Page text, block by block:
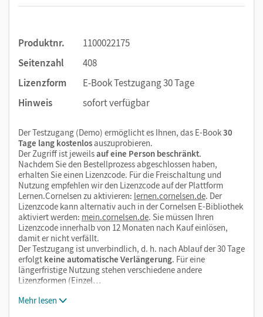
Produktnr.
1100022175
Seitenzahl
408
Lizenzform
E-Book Testzugang 30 Tage
Hinweis
sofort verfügbar
Der Testzugang (Demo) ermöglicht es Ihnen, das E-Book30
Tage lang kostenlosauszuprobieren.
Der Zugriff ist jeweilsauf eine Person beschränkt.
Nachdem Sie den Bestellprozess abgeschlossen haben,
erhalten Sie einen Lizenzcode. Für die Freischaltung und
Nutzung empfehlen wir den Lizenzcode auf der Plattform
Lernen.Cornelsen zu aktivieren: lernen.cornelsen.de. Der
Lizenzcode kann alternativ auch in der Cornelsen E-Bibliothek
aktiviert werden: mein.cornelsen.de. Sie müssen Ihren
Lizenzcode innerhalb von 12 Monaten nach Kauf einlösen,
damit er nicht verfällt.
Der Testzugang ist unverbindlich, d. h. nach Ablauf der 30 Tage
erfolgt keine automatische Verlängerung. Für eine
längerfristige Nutzung stehen verschiedene andere
Lizenzformen (Einzel…
Mehr lesen